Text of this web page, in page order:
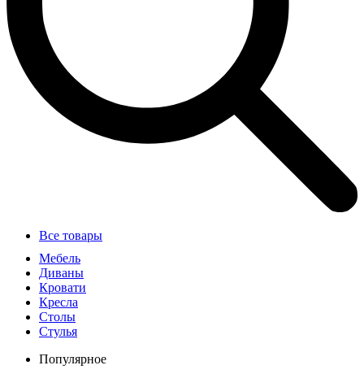
Все товары
Мебель
Диваны
Кровати
Кресла
Столы
Стулья
Популярное